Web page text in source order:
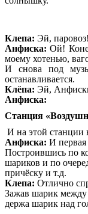
Клепа: Эй,
Анфиска: Ой!
моему хотенью,
И снова под
останавливается.
Клёпа: Эй,
Анфиска:
Станция
И на этой станции
Анфиска: И первая
Построившись по
шариков и по
причёску и т.д.
Клепа: Отлично
Зажав шарик между
держа шарик над